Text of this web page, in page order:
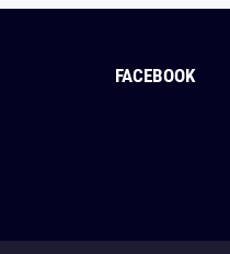
FACEBOOK